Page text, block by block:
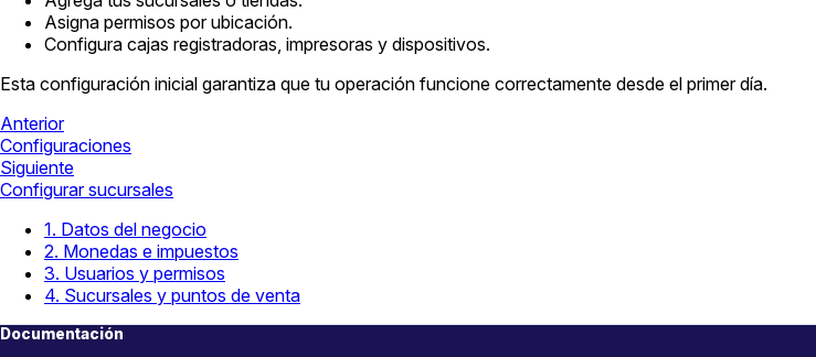
Asigna permisos por ubicación.
Configura cajas registradoras, impresoras y dispositivos.
Esta configuración inicial garantiza que tu operación funcione correctamente desde el primer día.
Anterior
Configuraciones
Siguiente
Configurar sucursales
1. Datos del negocio
2. Monedas e impuestos
3. Usuarios y permisos
4. Sucursales y puntos de venta
Documentación